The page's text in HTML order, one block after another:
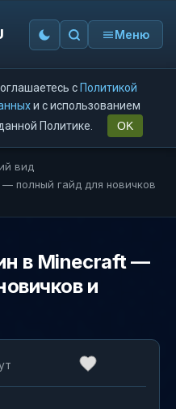
Меню
с Политикой
и с использованием
Политике.
OK
вид
полный гайд для новичков
в Minecraft —
и